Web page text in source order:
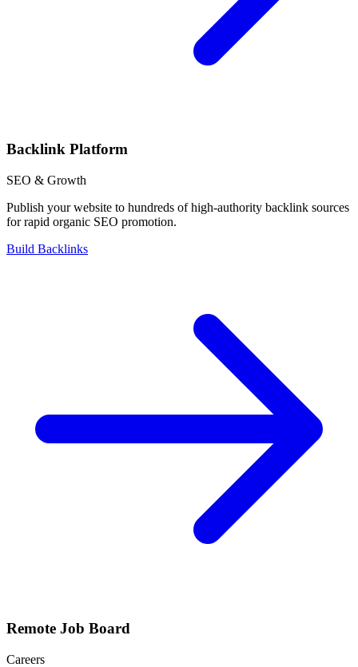
Backlink Platform
SEO & Growth
Publish your website to hundreds of high-authority backlink sources
for rapid organic SEO promotion.
Build Backlinks
Remote Job Board
Careers